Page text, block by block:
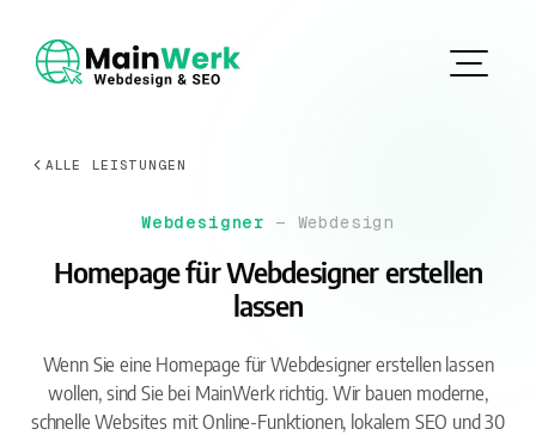
ALLE LEISTUNGEN
Webdesigner — Webdesign
Homepage für Webdesigner erstellen
lassen
Wenn Sie eine Homepage für Webdesigner erstellen lassen
wollen, sind Sie bei MainWerk richtig. Wir bauen moderne,
schnelle Websites mit Online-Funktionen, lokalem SEO und 30